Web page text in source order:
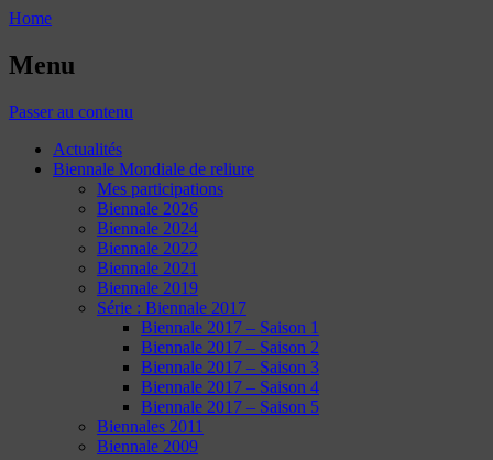
Home
Menu
Passer au contenu
Actualités
Biennale Mondiale de reliure
Mes participations
Biennale 2026
Biennale 2024
Biennale 2022
Biennale 2021
Biennale 2019
Série : Biennale 2017
Biennale 2017 – Saison 1
Biennale 2017 – Saison 2
Biennale 2017 – Saison 3
Biennale 2017 – Saison 4
Biennale 2017 – Saison 5
Biennales 2011
Biennale 2009